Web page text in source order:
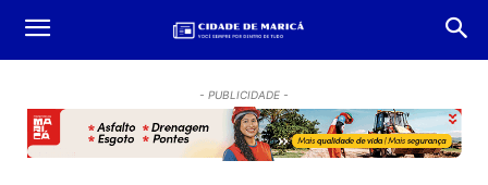
- PUBLICIDADE -